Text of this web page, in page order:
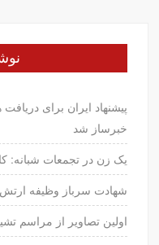
پیشنهاد ایران برای
خبرساز شد
یک زن در تجمعات شبانه:
شهادت سرباز وظیفه
اولین تصاویر از مراسم